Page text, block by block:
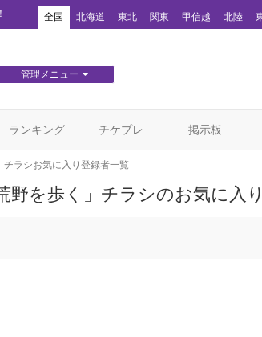
全国 北海道 東北 関東 甲信越 北陸
管理メニュー
ランキング チケプレ 掲示板
チラシお気に入り登録者一覧
野を歩く」チラシのお気に入